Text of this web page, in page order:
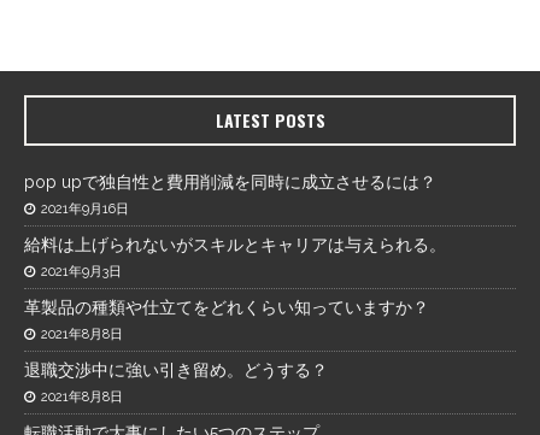
LATEST POSTS
pop upで独自性と費用削減を同時に成立させるには？
2021年9月16日
給料は上げられないがスキルとキャリアは与えられる。
2021年9月3日
革製品の種類や仕立てをどれくらい知っていますか？
2021年8月8日
退職交渉中に強い引き留め。どうする？
2021年8月8日